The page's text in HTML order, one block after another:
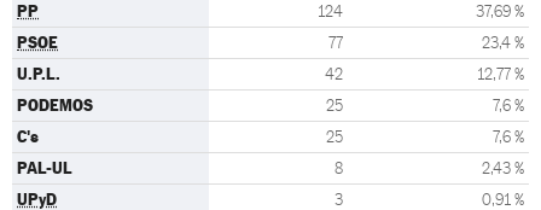
PP 124 37,69 %
PSOE 77 23,4 %
U.P.L. 42 12,77 %
PODEMOS 25 7,6 %
C's 25 7,6 %
PAL-UL 8 2,43 %
UPyD 3 0,91 %